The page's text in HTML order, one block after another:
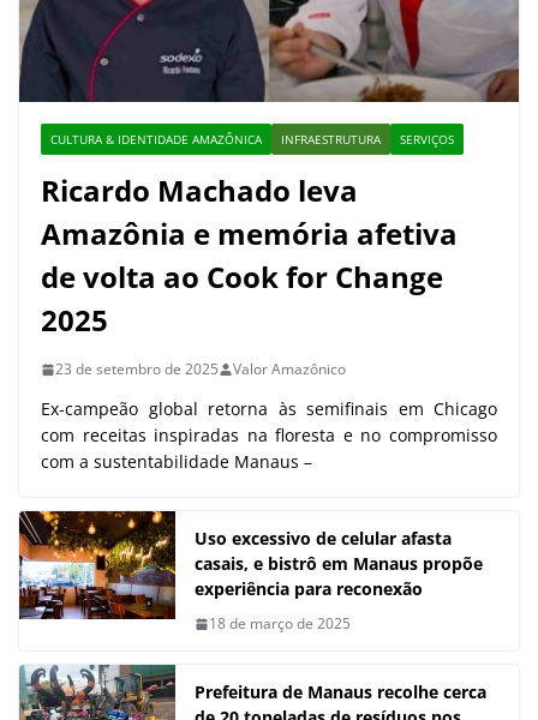
CULTURA & IDENTIDADE AMAZÔNICA INFRAESTRUTURA SERVIÇOS
Ricardo Machado leva
Amazônia e memória afetiva
de volta ao Cook for Change
2025
23 de setembro de 2025 Valor Amazônico
Ex-campeão global retorna às semifinais em Chicago
com receitas inspiradas na floresta e no compromisso
com a sustentabilidade Manaus –
Uso excessivo de celular afasta
casais, e bistrô em Manaus propõe
experiência para reconexão
18 de março de 2025
Prefeitura de Manaus recolhe cerca